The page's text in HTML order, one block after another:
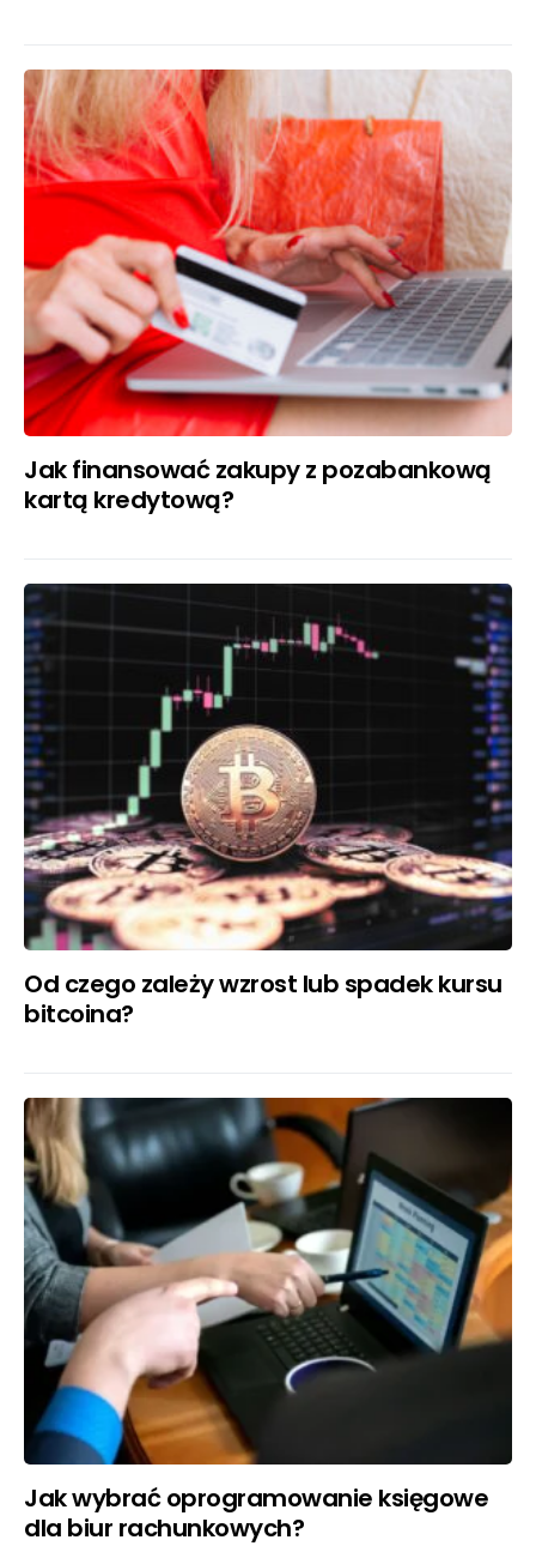
Jak finansować zakupy z pozabankową
kartą kredytową?
Od czego zależy wzrost lub spadek kursu
bitcoina?
Jak wybrać oprogramowanie księgowe
dla biur rachunkowych?